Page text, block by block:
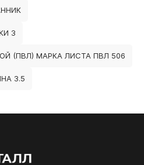
3
(ПВЛ) МАРКА ЛИСТА ПВЛ 506
3.5